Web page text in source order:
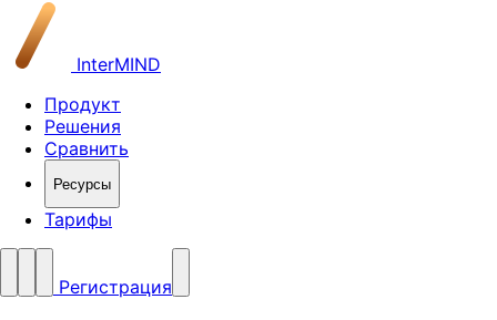
InterMIND
Продукт
Решения
Сравнить
Ресурсы
Тарифы
Регистрация